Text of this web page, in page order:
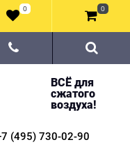
ВСЁ для
сжатого
воздуха!
(495) 730-02-90
0 0